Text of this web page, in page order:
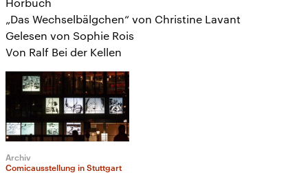
„Das Wechselbälgchen“ von Christine Lavant
Gelesen von Sophie Rois
Von Ralf Bei der Kellen
Archiv
Comicausstellung in Stuttgart